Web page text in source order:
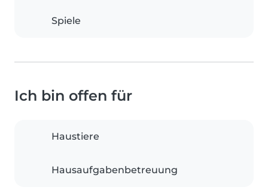
Spiele
Ich bin offen für
Haustiere
Hausaufgabenbetreuung